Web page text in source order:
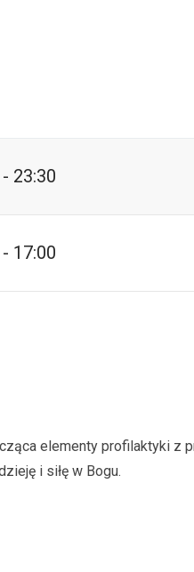
23:30
17:00
elementy profilaktyki z
i siłę w Bogu.